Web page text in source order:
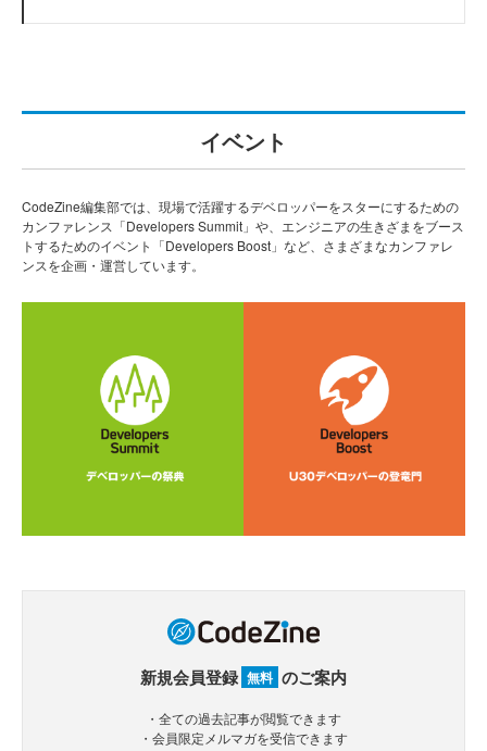
イベント
CodeZine編集部では、現場で活躍するデベロッパーをスターにするための
カンファレンス「Developers Summit」や、エンジニアの生きざまをブース
トするためのイベント「Developers Boost」など、さまざまなカンファレ
ンスを企画・運営しています。
新規会員登録 無料 のご案内
・全ての過去記事が閲覧できます
・会員限定メルマガを受信できます